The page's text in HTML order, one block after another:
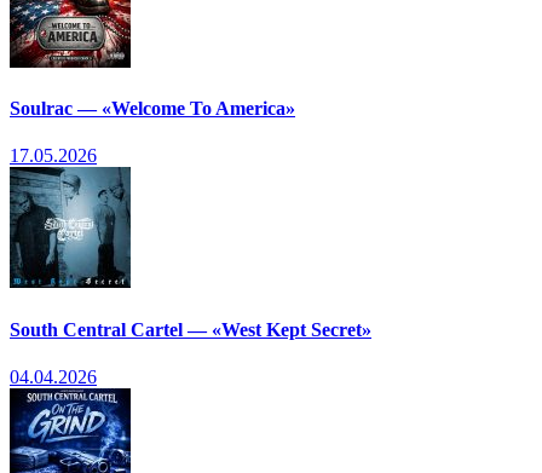
Soulrac — «Welcome To America»
17.05.2026
South Central Cartel — «West Kept Secret»
04.04.2026